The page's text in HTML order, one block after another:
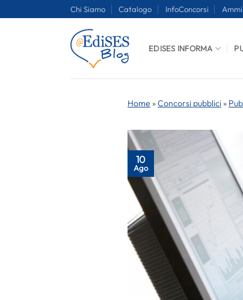
Chi Siamo Catalogo InfoConcorsi
EDISES INFORMA
Home »Concorsi pubblici »
10
Ago